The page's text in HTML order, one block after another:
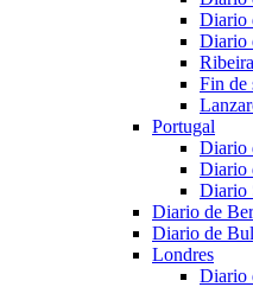
Diario
Diario
Fin de
Portugal
Diario
Diario
Diario
Diario de
Diario de
Londres
Diario